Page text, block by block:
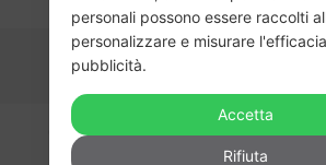
Copyright © 2026 Vendita Vinili Usati |
personali possono essere raccolti
personalizzare e misurare
pubblicità.
Accetta
Rifiuta
Dal 29 luglio al 31
pausa estiva. Gli ordini
saranno spediti